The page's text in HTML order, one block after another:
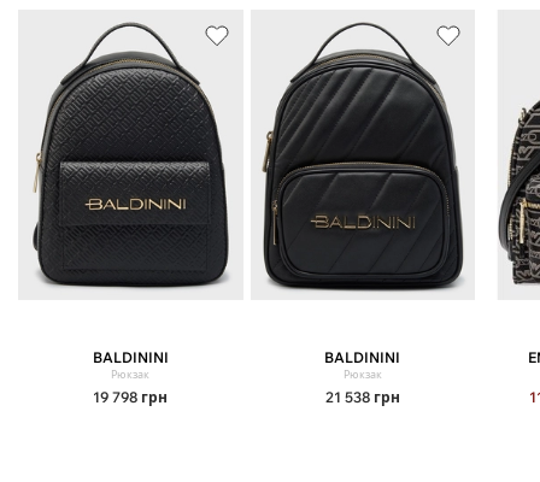
BALDININI
Рюкзак
19 798 грн
BALDININI
Рюкзак
21 538 грн